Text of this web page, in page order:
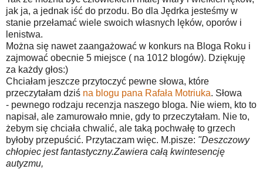
jak ja, a jednak iść do przodu. Bo dla Jędrka jesteśmy w
stanie przełamać wiele swoich własnych lęków, oporów i
lenistwa.
Można się nawet zaangażować w konkurs na Bloga Roku i
zajmować obecnie 5 miejsce ( na 1012 blogów). Dziękuję
za każdy głos:)
Chciałam jeszcze przytoczyć pewne słowa, które
przeczytałam dziś na blogu pana Rafała Motriuka. Słowa
- pewnego rodzaju recenzja naszego bloga. Nie wiem, kto to
napisał, ale zamurowało mnie, gdy to przeczytałam. Nie to,
żebym się chciała chwalić, ale taką pochwałę to grzech
byłoby przepuścić. Przytaczam więc. M.pisze: "Deszczowy
chłopiec jest fantastyczny.Zawiera całą kwintesencję
autyzmu,